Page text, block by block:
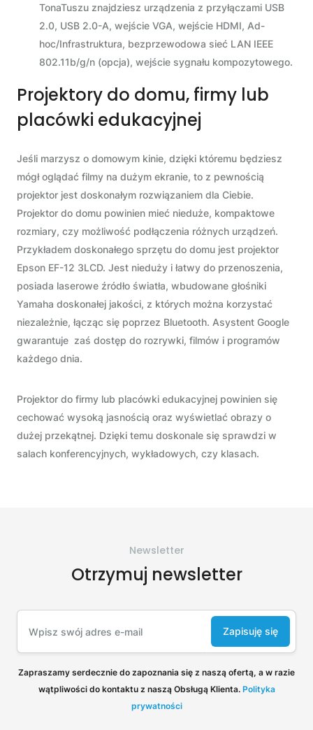
TonaTuszu znajdziesz urządzenia z przyłączami USB
2.0, USB 2.0-A, wejście VGA, wejście HDMI, Ad-
hoc/Infrastruktura, bezprzewodowa sieć LAN IEEE
802.11b/g/n (opcja), wejście sygnału kompozytowego.
Projektory do domu, firmy lub
placówki edukacyjnej
Jeśli marzysz o domowym kinie, dzięki któremu będziesz
mógł oglądać filmy na dużym ekranie, to z pewnością
projektor jest doskonałym rozwiązaniem dla Ciebie.
Projektor do domu powinien mieć nieduże, kompaktowe
rozmiary, czy możliwość podłączenia różnych urządzeń.
Przykładem doskonałego sprzętu do domu jest projektor
Epson EF-12 3LCD. Jest nieduży i łatwy do przenoszenia,
posiada laserowe źródło światła, wbudowane głośniki
Yamaha doskonałej jakości, z których można korzystać
niezależnie, łącząc się poprzez Bluetooth. Asystent Google
gwarantuje zaś dostęp do rozrywki, filmów i programów
każdego dnia.
Projektor do firmy lub placówki edukacyjnej powinien się
cechować wysoką jasnością oraz wyświetlać obrazy o
dużej przekątnej. Dzięki temu doskonale się sprawdzi w
salach konferencyjnych, wykładowych, czy klasach.
Newsletter
Otrzymuj newsletter
Zapisuję się
Zapraszamy serdecznie do zapoznania się z naszą ofertą, a w razie
wątpliwości do kontaktu z naszą Obsługą Klienta. Polityka
prywatności